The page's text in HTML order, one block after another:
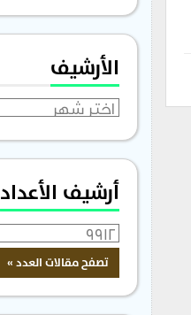
الأرشيف
الأرشيف
أرشيف الأعداد